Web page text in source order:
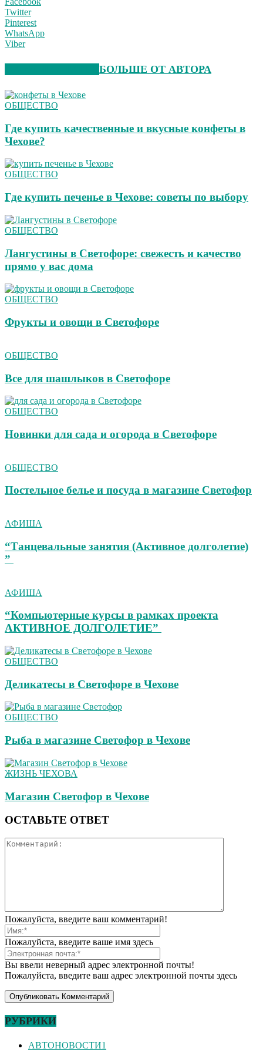
Twitter
Pinterest
WhatsApp
Viber
БОЛЬШЕ ОТ АВТОРА
ОБЩЕСТВО
Где купить качественные и вкусные конфеты в
Чехове?
ОБЩЕСТВО
Где купить печенье в Чехове: советы по выбору
ОБЩЕСТВО
Лангустины в Светофоре: свежесть и качество
прямо у вас дома
ОБЩЕСТВО
Фрукты и овощи в Светофоре
ОБЩЕСТВО
Все для шашлыков в Светофоре
ОБЩЕСТВО
Новинки для сада и огорода в Светофоре
ОБЩЕСТВО
Постельное белье и посуда в магазине Светофор
АФИША
“Танцевальные занятия (Активное долголетие)
”
АФИША
“Компьютерные курсы в рамках проекта
АКТИВНОЕ ДОЛГОЛЕТИЕ”
ОБЩЕСТВО
Деликатесы в Светофоре в Чехове
ОБЩЕСТВО
Рыба в магазине Светофор в Чехове
ЖИЗНЬ ЧЕХОВА
Магазин Светофор в Чехове
ОСТАВЬТЕ ОТВЕТ
Пожалуйста, введите ваш комментарий!
Пожалуйста, введите ваше имя здесь
Вы ввели неверный адрес электронной почты!
Пожалуйста, введите ваш адрес электронной почты здесь
РУБРИКИ
АВТОНОВОСТИ1